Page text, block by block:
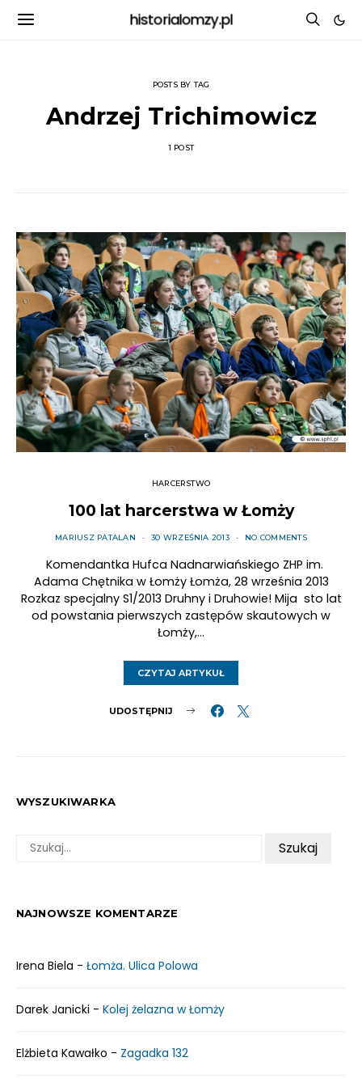
historialomzy.pl
POSTS BY TAG
Andrzej Trichimowicz
1 POST
HARCERSTWO
100 lat harcerstwa w Łomży
MARIUSZ PATALAN 30 WRZEŚNIA 2013 NO COMMENTS
Komendantka Hufca Nadnarwiańskiego ZHP im.
Adama Chętnika w Łomży Łomża, 28 września 2013
Rozkaz specjalny S1/2013 Druhny i Druhowie! Mija sto lat
od powstania pierwszych zastępów skautowych w
Łomży,…
CZYTAJ ARTYKUŁ
UDOSTĘPNIJ
WYSZUKIWARKA
NAJNOWSZE KOMENTARZE
Irena Biela - Łomża. Ulica Polowa
Darek Janicki - Kolej żelazna w Łomży
Elżbieta Kawałko - Zagadka 132